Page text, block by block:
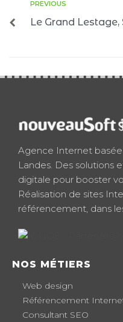
PREVIOUS
Le Grand
Agence Internet
Landes. Des solutions
digitale pour booster
Réalisation de sites
référencement, dans
NOS MÉTIERS
Web design
Référencement
Consultant SEO